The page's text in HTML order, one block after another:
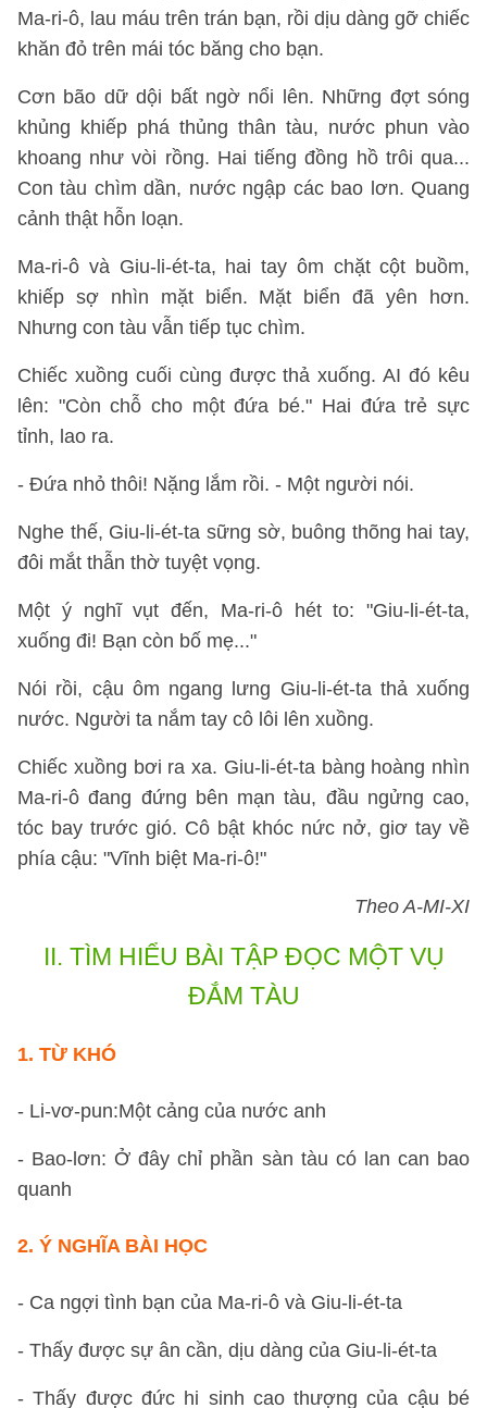
Ma-ri-ô, lau máu trên trán bạn, rồi dịu dàng gỡ chiếc
khăn đỏ trên mái tóc băng cho bạn.
Cơn bão dữ dội bất ngờ nổi lên. Những đợt sóng
khủng khiếp phá thủng thân tàu, nước phun vào
khoang như vòi rồng. Hai tiếng đồng hồ trôi qua...
Con tàu chìm dần, nước ngập các bao lơn. Quang
cảnh thật hỗn loạn.
Ma-ri-ô và Giu-li-ét-ta, hai tay ôm chặt cột buồm,
khiếp sợ nhìn mặt biển. Mặt biển đã yên hơn.
Nhưng con tàu vẫn tiếp tục chìm.
Chiếc xuồng cuối cùng được thả xuống. AI đó kêu
lên: "Còn chỗ cho một đứa bé." Hai đứa trẻ sực
tỉnh, lao ra.
- Đứa nhỏ thôi! Nặng lắm rồi. - Một người nói.
Nghe thế, Giu-li-ét-ta sững sờ, buông thõng hai tay,
đôi mắt thẫn thờ tuyệt vọng.
Một ý nghĩ vụt đến, Ma-ri-ô hét to: "Giu-li-ét-ta,
xuống đi! Bạn còn bố mẹ..."
Nói rồi, cậu ôm ngang lưng Giu-li-ét-ta thả xuống
nước. Người ta nắm tay cô lôi lên xuồng.
Chiếc xuồng bơi ra xa. Giu-li-ét-ta bàng hoàng nhìn
Ma-ri-ô đang đứng bên mạn tàu, đầu ngửng cao,
tóc bay trước gió. Cô bật khóc nức nở, giơ tay về
phía cậu: "Vĩnh biệt Ma-ri-ô!"
Theo A-MI-XI
II. TÌM HIỂU BÀI TẬP ĐỌC MỘT VỤ
ĐẮM TÀU
1. TỪ KHÓ
- Li-vơ-pun:Một cảng của nước anh
- Bao-lơn: Ở đây chỉ phần sàn tàu có lan can bao
quanh
2. Ý NGHĨA BÀI HỌC
- Ca ngợi tình bạn của Ma-ri-ô và Giu-li-ét-ta
- Thấy được sự ân cần, dịu dàng của Giu-li-ét-ta
- Thấy được đức hi sinh cao thượng của cậu bé